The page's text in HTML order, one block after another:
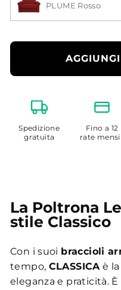
PLUME Rosso
Spedizione
gratuita
Fino a 12
rate
La Poltrona
stile Classico
Con i suoi braccioli
tempo, CLASSICAè la
eleganza e praticità.